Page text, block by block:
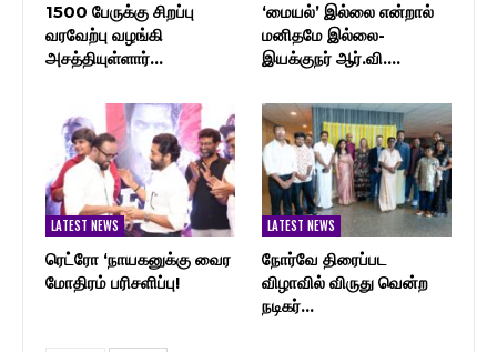
1500 பேருக்கு சிறப்பு
வரவேற்பு வழங்கி
அசத்தியுள்ளார்…
‘மையல்’ இல்லை என்றால்
மனிதமே இல்லை-
இயக்குநர் ஆர்.வி.…
LATEST NEWS
ரெட்ரோ ‘நாயகனுக்கு வைர
மோதிரம் பரிசளிப்பு!
LATEST NEWS
நோர்வே திரைப்பட
விழாவில் விருது வென்ற
நடிகர்…